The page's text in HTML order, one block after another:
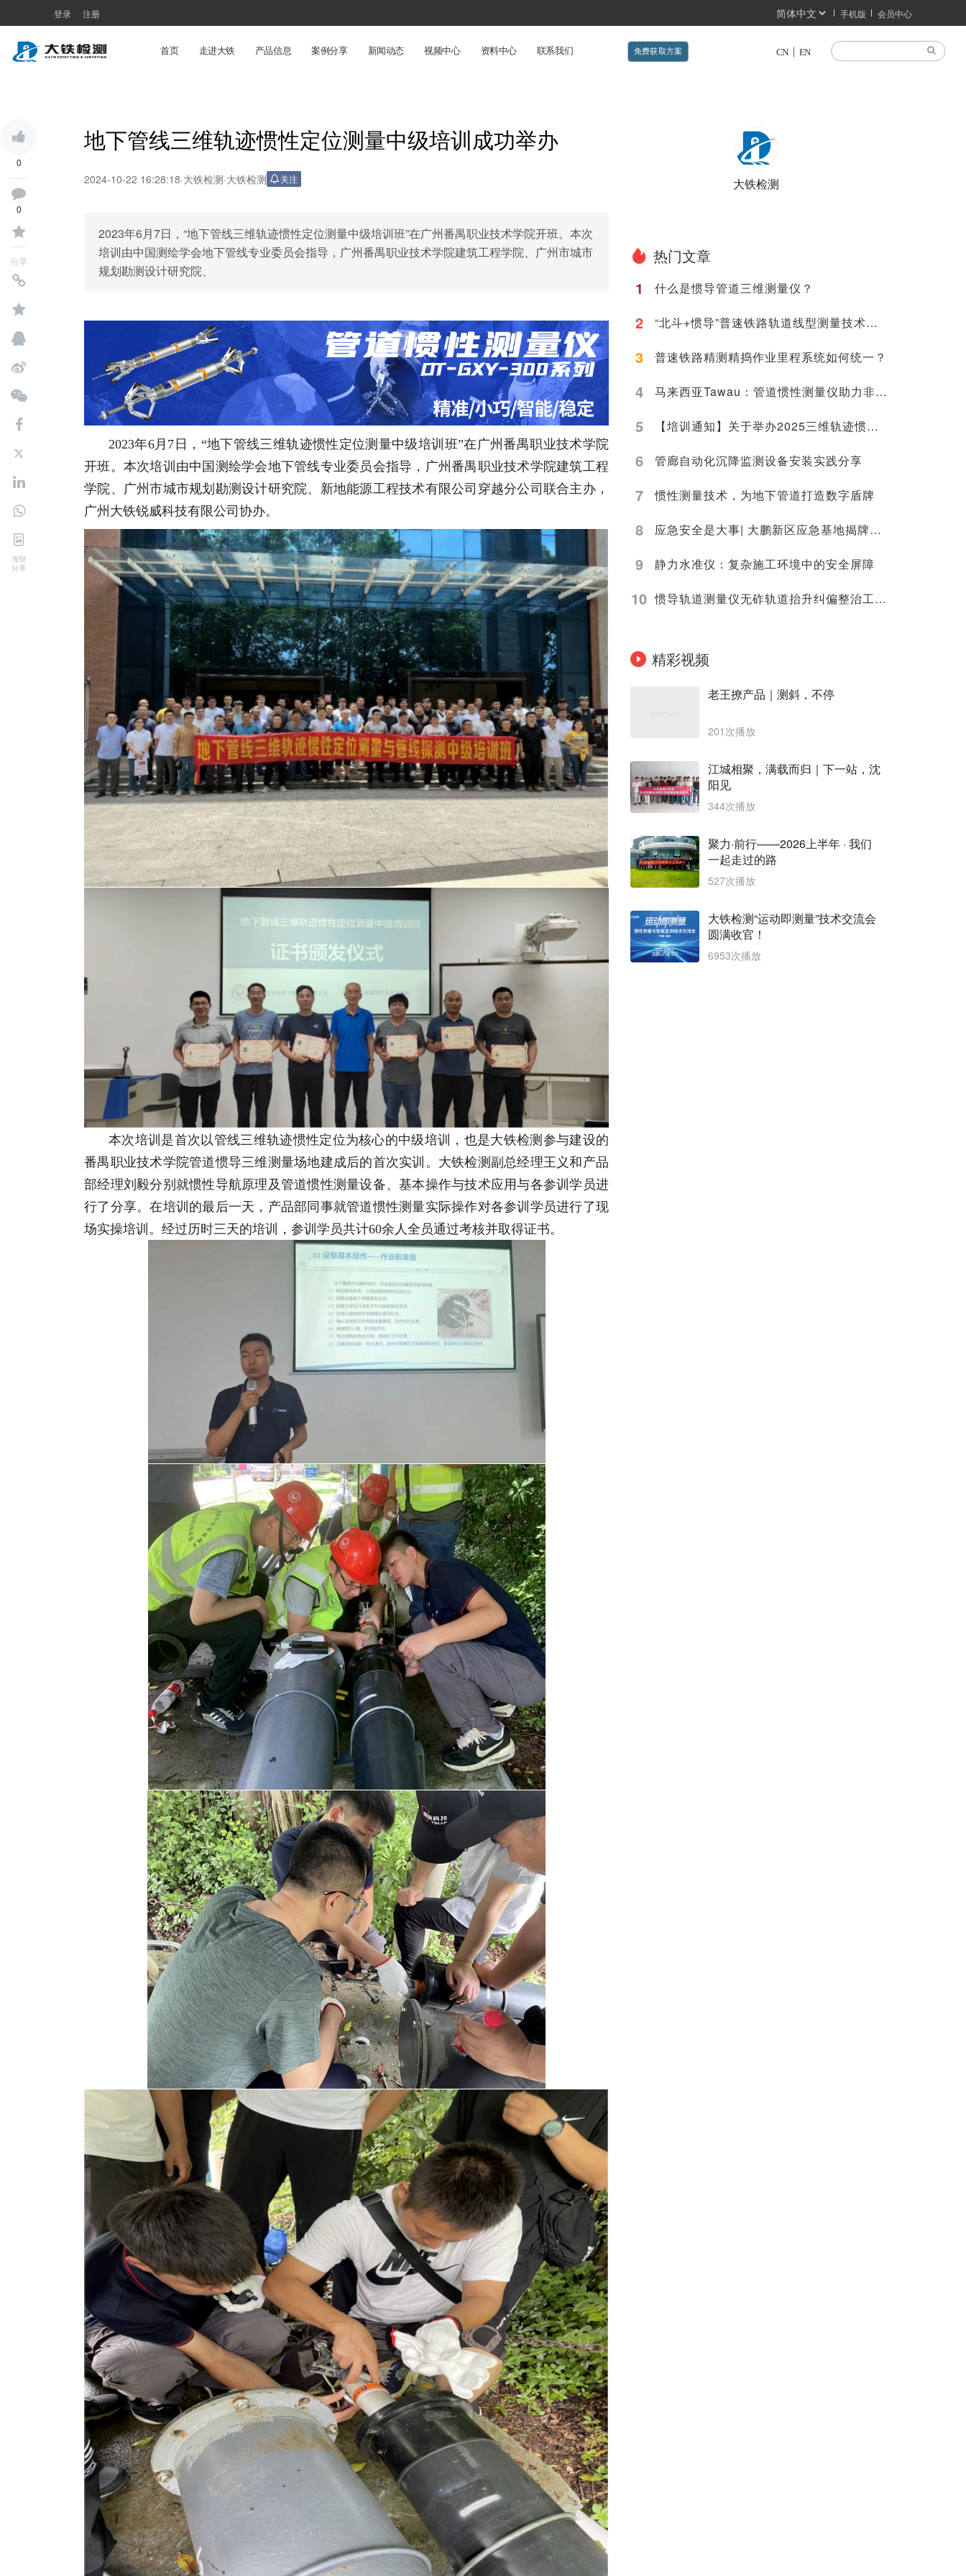
登录 注册 手机版 会员中心
首页 走进大铁 产品信息 案例分享 新闻动态 视频中心 资料中心 联系我们 CN EN
免费获取方案
0
0
分享
海报
分享
地下管线三维轨迹惯性定位测量中级培训成功举办
2024-10-22 16:28:18·大铁检测·大铁检测 关注
2023年6月7日，“地下管线三维轨迹惯性定位测量中级培训班”在广州番禺职业技术学院开班。本次
培训由中国测绘学会地下管线专业委员会指导，广州番禺职业技术学院建筑工程学院、广州市城市
规划勘测设计研究院、
2023年6月7日，“地下管线三维轨迹惯性定位测量中级培训班”在广州番禺职业技术学院
开班。本次培训由中国测绘学会地下管线专业委员会指导，广州番禺职业技术学院建筑工程
学院、广州市城市规划勘测设计研究院、新地能源工程技术有限公司穿越分公司联合主办，
广州大铁锐威科技有限公司协办。
本次培训是首次以管线三维轨迹惯性定位为核心的中级培训，也是大铁检测参与建设的
番禺职业技术学院管道惯导三维测量场地建成后的首次实训。大铁检测副总经理王义和产品
部经理刘毅分别就惯性导航原理及管道惯性测量设备、基本操作与技术应用与各参训学员进
行了分享。在培训的最后一天，产品部同事就管道惯性测量实际操作对各参训学员进行了现
场实操培训。经过历时三天的培训，参训学员共计60余人全员通过考核并取得证书。
大铁检测
热门文章
1
什么是惯导管道三维测量仪？
2 “北斗+惯导”普速铁路轨道线型测量技术分析（二）
3 普速铁路精测精捣作业里程系统如何统一？
4 马来西亚Tawau：管道惯性测量仪助力非开挖电力管道探测
5 【培训通知】关于举办2025三维轨迹惯性定位测量及三维激光扫描测量中级培训班的通知
6 管廊自动化沉降监测设备安装实践分享
7 惯性测量技术，为地下管道打造数字盾牌
8 应急安全是大事| 大鹏新区应急基地揭牌及应急产品展示活动
9 静力水准仪：复杂施工环境中的安全屏障
10 惯导轨道测量仪无砟轨道抬升纠偏整治工程应用
精彩视频
老王撩产品｜测斜，不停
201次播放
江城相聚，满载而归｜下一站，沈
阳见
344次播放
聚力·前行——2026上半年 · 我们
一起走过的路
527次播放
大铁检测“运动即测量”技术交流会
圆满收官！
6953次播放